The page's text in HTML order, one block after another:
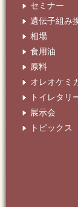
セミナー
遺伝子組み
相場
食用油
原料
オレオケミ
トイレタリ
展示会
トピックス